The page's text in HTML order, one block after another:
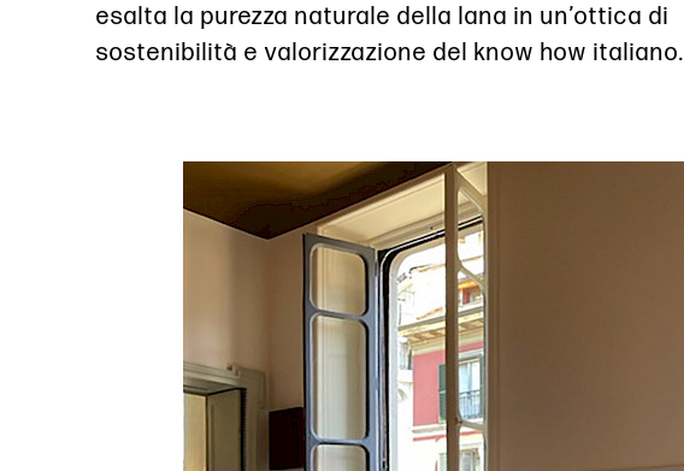
esalta la purezza naturale della lana in un’ottica di
sostenibilità e valorizzazione del know how italiano.